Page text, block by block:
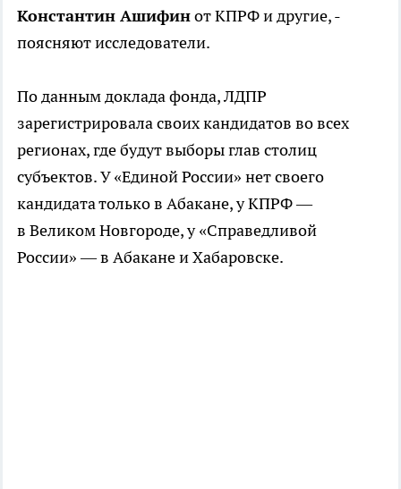
Константин Ашифинот КПРФ и другие, -
поясняют исследователи.
По данным доклада фонда, ЛДПР
зарегистрировала своих кандидатов во всех
регионах, где будут выборы глав столиц
субъектов. У «Единой России» нет своего
кандидата только в Абакане, у КПРФ —
в Великом Новгороде, у «Справедливой
России» — в Абакане и Хабаровске.